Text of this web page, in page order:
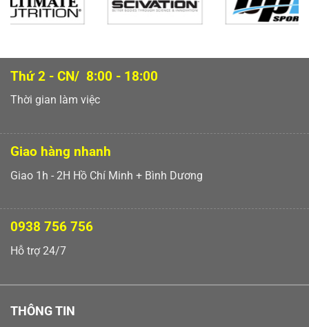
Thứ 2 - CN/ 8:00 - 18:00
Thời gian làm việc
Giao hàng nhanh
Giao 1h - 2H Hồ Chí Minh + Bình Dương
0938 756 756
Hỗ trợ 24/7
THÔNG TIN